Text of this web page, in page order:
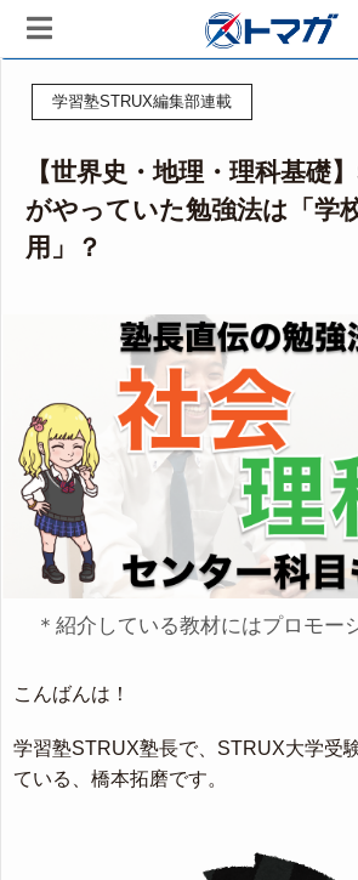
学習塾STRUX編集部連載
【世界史・地理・理科基礎
がやっていた勉強法は「学
用」？
＊紹介している教材にはプロモー
こんばんは！
学習塾STRUX塾長で、STRUX大学受
ている、橋本拓磨です。